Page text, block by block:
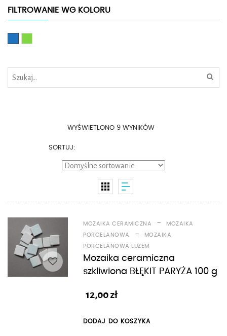
FILTROWANIE WG KOLORU
WYŚWIETLONO 9 WYNIKÓW
SORTUJ:
MOZAIKA CERAMICZNA -
MOZAIKA
PORCELANOWA
-
MOZAIKA
PORCELANOWA LUZEM
Mozaika ceramiczna
szkliwiona BŁĘKIT PARYŻA 100 g
12,00zł
DODAJ DO KOSZYKA